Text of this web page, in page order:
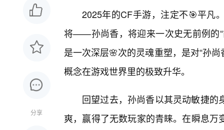
分享
2025年的CF手游，注定不🎯平凡
将——孙尚香，将迎来一次史无前例的
是一次深层🌸次的灵魂重塑，是对“孙
概念在游戏世界里的极致升华。
回望过去，孙尚香以其灵动敏捷
爽，赢得了无数玩家的青睐。在瞬息